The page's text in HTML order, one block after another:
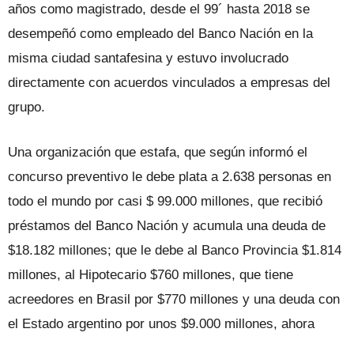
años como magistrado, desde el 99´ hasta 2018 se
desempeñó como empleado del Banco Nación en la
misma ciudad santafesina y estuvo involucrado
directamente con acuerdos vinculados a empresas del
grupo.
Una organización que estafa, que según informó el
concurso preventivo le debe plata a 2.638 personas en
todo el mundo por casi $ 99.000 millones, que recibió
préstamos del Banco Nación y acumula una deuda de
$18.182 millones; que le debe al Banco Provincia $1.814
millones, al Hipotecario $760 millones, que tiene
acreedores en Brasil por $770 millones y una deuda con
el Estado argentino por unos $9.000 millones, ahora